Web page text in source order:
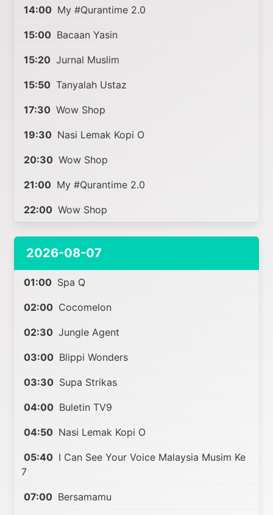
14:00 My #Qurantime 2.0
15:00 Bacaan Yasin
15:20 Jurnal Muslim
15:50 Tanyalah Ustaz
17:30 Wow Shop
19:30 Nasi Lemak Kopi O
20:30 Wow Shop
21:00 My #Qurantime 2.0
22:00 Wow Shop
2026-08-07
01:00 Spa Q
02:00 Cocomelon
02:30 Jungle Agent
03:00 Blippi Wonders
03:30 Supa Strikas
04:00 Buletin TV9
04:50 Nasi Lemak Kopi O
05:40 I Can See Your Voice Malaysia Musim Ke
7
07:00 Bersamamu